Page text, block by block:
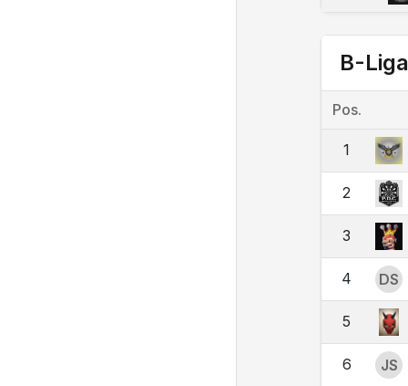
B-Liga
Pos.
1
2
3
4 DS
5
6 JS